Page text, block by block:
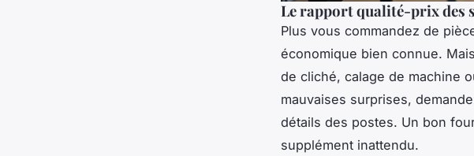
Le rapport qualité-prix des
Plus vous commandez de
économique bien connue.
de cliché, calage de machine
mauvaises surprises,
détails des postes. Un bon
supplément inattendu.